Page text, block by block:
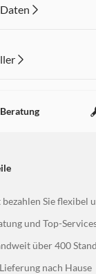
anpassen
bezahlen Sie flexibel
und Top-
über 400
nach Hause